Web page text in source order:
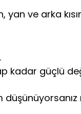
yan ve arka
kadar güçlü